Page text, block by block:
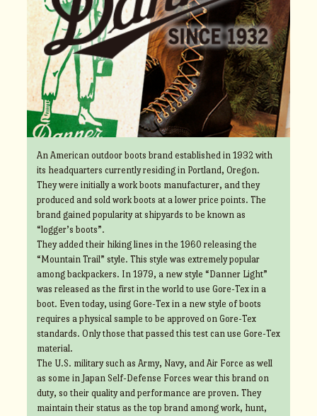
An American outdoor boots brand established in 1932 with
its headquarters currently residing in Portland, Oregon.
They were initially a work boots manufacturer, and they
produced and sold work boots at a lower price points. The
brand gained popularity at shipyards to be known as
“logger’s boots”.
They added their hiking lines in the 1960 releasing the
“Mountain Trail” style. This style was extremely popular
among backpackers. In 1979, a new style “Danner Light”
was released as the first in the world to use Gore-Tex in a
boot. Even today, using Gore-Tex in a new style of boots
requires a physical sample to be approved on Gore-Tex
standards. Only those that passed this test can use Gore-Tex
material.
The U.S. military such as Army, Navy, and Air Force as well
as some in Japan Self-Defense Forces wear this brand on
duty, so their quality and performance are proven. They
maintain their status as the top brand among work, hunt,